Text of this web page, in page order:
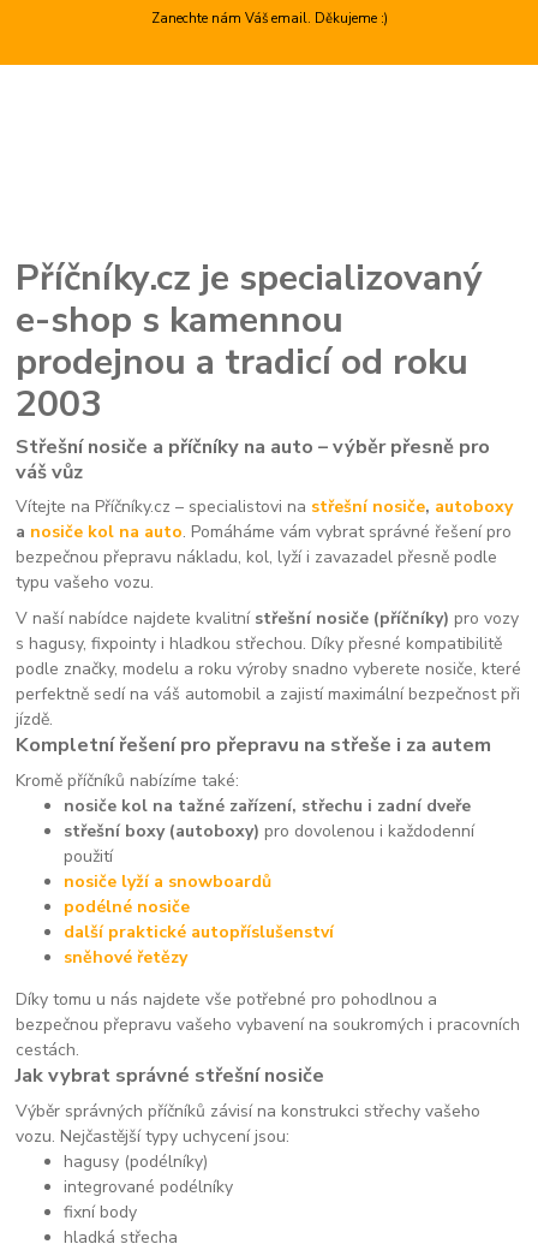
Zanechte nám Váš email. Děkujeme :)
Příčníky.cz je specializovaný
e-shop s kamennou
prodejnou a tradicí od roku
2003
Střešní nosiče a příčníky na auto – výběr přesně pro
váš vůz
Vítejte na Příčníky.cz – specialistovi na střešní nosiče, autoboxy
a nosiče kol na auto. Pomáháme vám vybrat správné řešení pro
bezpečnou přepravu nákladu, kol, lyží i zavazadel přesně podle
typu vašeho vozu.
V naší nabídce najdete kvalitní střešní nosiče (příčníky) pro vozy
s hagusy, fixpointy i hladkou střechou. Díky přesné kompatibilitě
podle značky, modelu a roku výroby snadno vyberete nosiče, které
perfektně sedí na váš automobil a zajistí maximální bezpečnost při
jízdě.
Kompletní řešení pro přepravu na střeše i za autem
Kromě příčníků nabízíme také:
nosiče kol na tažné zařízení, střechu i zadní dveře
střešní boxy (autoboxy) pro dovolenou i každodenní
použití
nosiče lyží a snowboardů
podélné nosiče
další praktické autopříslušenství
sněhové řetězy
Díky tomu u nás najdete vše potřebné pro pohodlnou a
bezpečnou přepravu vašeho vybavení na soukromých i pracovních
cestách.
Jak vybrat správné střešní nosiče
Výběr správných příčníků závisí na konstrukci střechy vašeho
vozu. Nejčastější typy uchycení jsou:
hagusy (podélníky)
integrované podélníky
fixní body
hladká střecha